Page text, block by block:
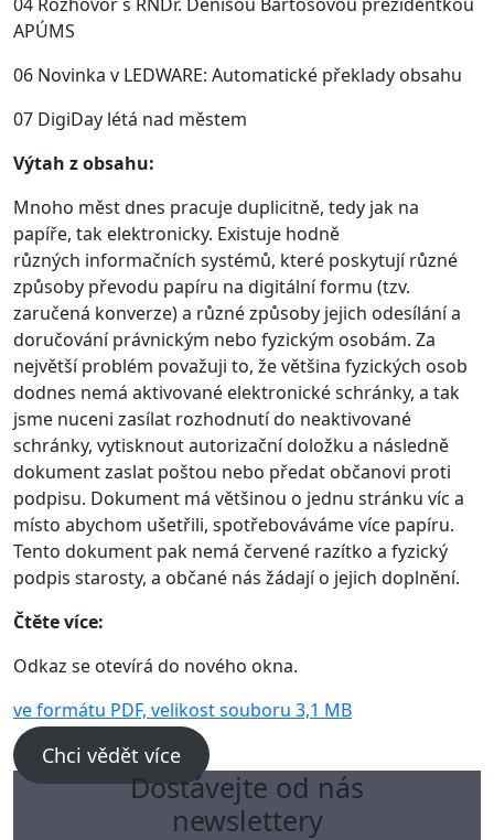
APÚMS
06 Novinka v LEDWARE: Automatické překlady obsahu
07 DigiDay létá nad městem
Výtah z obsahu:
Mnoho měst dnes pracuje duplicitně, tedy jak na
papíře, tak elektronicky. Existuje hodně
různých informačních systémů, které poskytují různé
způsoby převodu papíru na digitální formu (tzv.
zaručená konverze) a různé způsoby jejich odesílání a
doručování právnickým nebo fyzickým osobám. Za
největší problém považuji to, že většina fyzických osob
dodnes nemá aktivované elektronické schránky, a tak
jsme nuceni zasílat rozhodnutí do neaktivované
schránky, vytisknout autorizační doložku a následně
dokument zaslat poštou nebo předat občanovi proti
podpisu. Dokument má většinou o jednu stránku víc a
místo abychom ušetřili, spotřebováváme více papíru.
Tento dokument pak nemá červené razítko a fyzický
podpis starosty, a občané nás žádají o jejich doplnění.
Čtěte více:
Odkaz se otevírá do nového okna.
‍ve formátu PDF, velikost souboru 3,1 MB
Chci vědět více
Dostávejte od nás
newslettery